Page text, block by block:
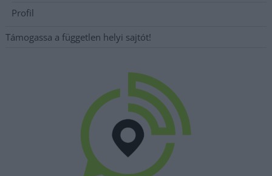
Profil
Támogassa a független helyi sajtót!